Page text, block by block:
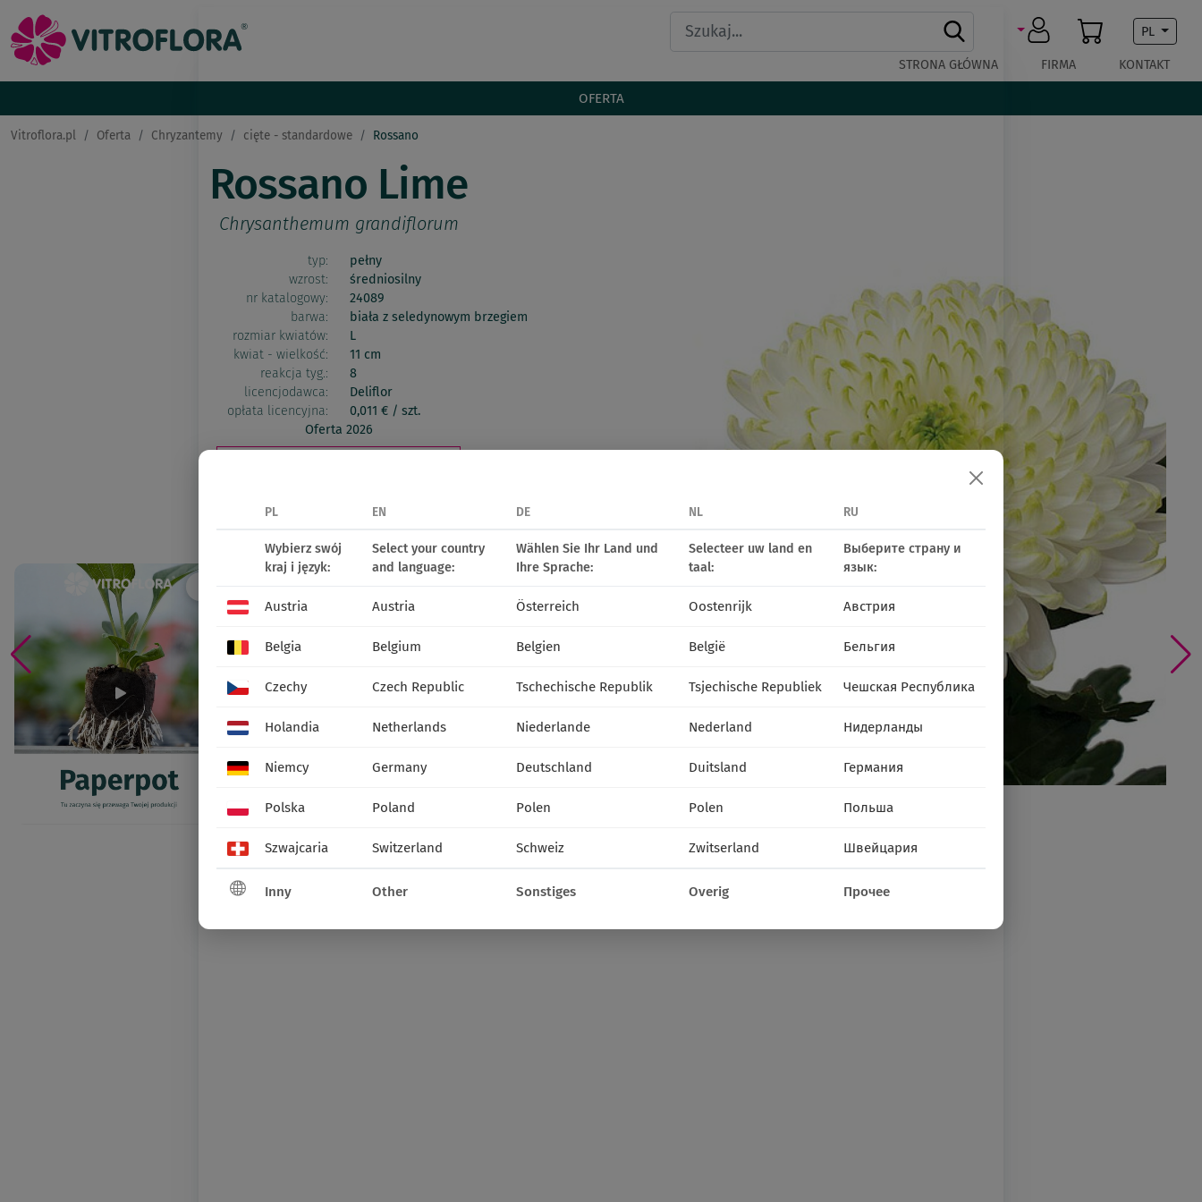
PL
STRONA GŁÓWNA FIRMA KONTAKT
OFERTA
Vitroflora.pl Oferta Chryzantemy cięte - standardowe Rossano
Rossano Lime
Chrysanthemum grandiflorum
typ:
pełny
wzrost:
średniosilny
nr katalogowy:
24089
barwa:
biała z seledynowym brzegiem
rozmiar kwiatów:
L
kwiat - wielkość:
11 cm
reakcja tyg.:
8
licencjodawca:
Deliflor
opłata licencyjna:
0,011 € / szt.
Oferta 2026
PL EN DE NL RU
Wybierz swój
kraj i język:
Select your country
and language:
Wählen Sie Ihr Land und
Ihre Sprache:
Selecteer uw land en
taal:
Выберите страну и
язык:
Austria Austria Österreich Oostenrijk Австрия
Belgia Belgium Belgien België Бельгия
Czechy Czech Republic Tschechische Republik Tsjechische Republiek Чешская Республика
Holandia Netherlands Niederlande Nederland Нидерланды
Niemcy Germany Deutschland Duitsland Германия
Polska Poland Polen Polen Польша
Szwajcaria Switzerland Schweiz Zwitserland Швейцария
Inny Other Sonstiges Overig Прочее